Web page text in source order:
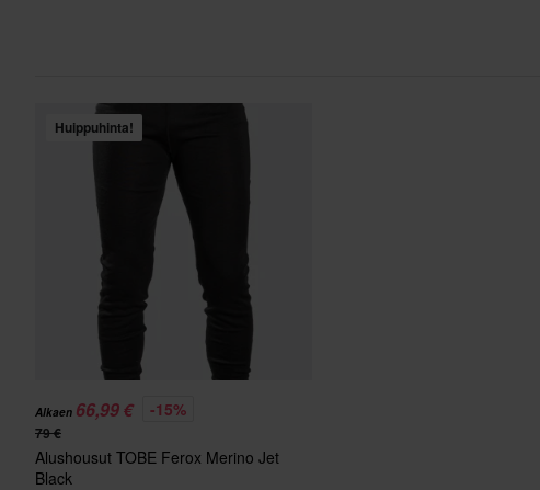
Huippuhinta!
Alkaen 66,99 € -15%
79 €
Alushousut TOBE Ferox Merino Jet
Black